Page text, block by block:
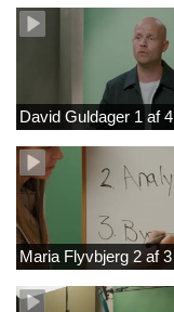
David Guldager 1 af 4
Maria Flyvbjerg 2 af 3